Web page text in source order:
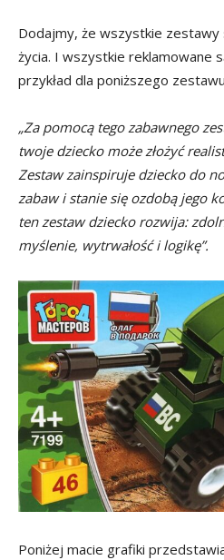
Dodajmy, że wszystkie zestawy
życia. I wszystkie reklamowane
przykład dla poniższego
„Za pomocą tego zabawnego
twoje dziecko może złożyć
Zestaw zainspiruje dziecko do
zabaw i stanie się ozdobą jego
ten zestaw dziecko rozwija:
myślenie, wytrwałość i logikę”.
Poniżej macie grafiki